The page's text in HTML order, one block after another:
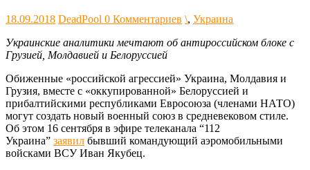
18.09.2018 DeadPool 0 Комментариев \, Украина
Украинские аналитики мечтают об антироссийском блоке с
Грузией, Молдавией и Белоруссией
Обиженные «российской агрессией» Украина, Молдавия и
Грузия, вместе с «оккупированной» Белоруссией и
прибалтийскими республиками Евросоюза (членами НАТО)
могут создать новый военный союз в средневековом стиле.
Об этом 16 сентября в эфире телеканала “112
Украина” заявил бывший командующий аэромобильными
войсками ВСУ Иван Якубец.